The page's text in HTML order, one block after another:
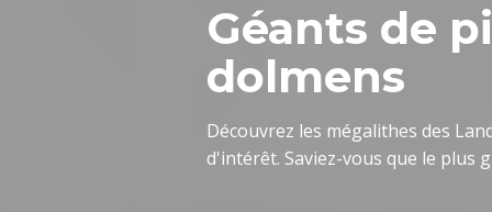
Les sites
Les Landes de Lanvaux
Patrimoine religieux
Hôtels
Gîte
Géants de
dolmens
Découvrez les mégalithes des
d'intérêt. Saviez-vous que le plus